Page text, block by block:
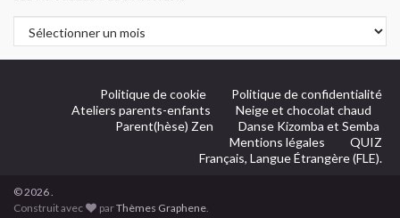
Politique de cookie
Politique de confidentialité
Ateliers parents-enfants
Neige et chocolat chaud
Parent(hèse) Zen
Danse Kizomba et Semba
Mentions légales
QUIZ
Français, Langue Étrangère (FLE).
© 2026 .
Construit avec
parThèmes Graphene.